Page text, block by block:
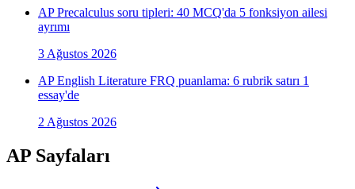
AP Precalculus soru tipleri: 40 MCQ'da 5 fonksiyon ailesi
ayrımı
3 Ağustos 2026
AP English Literature FRQ puanlama: 6 rubrik satırı 1
essay'de
2 Ağustos 2026
AP Sayfaları